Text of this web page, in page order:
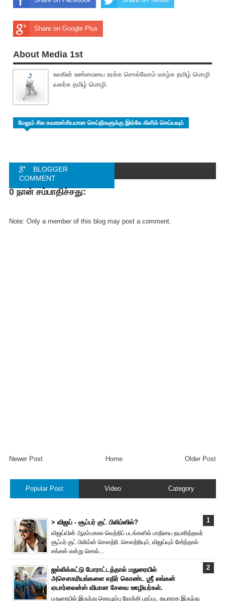
Share on Google Plus
About Media 1st
உலகின் உண்மையை உரக்க சொல்வோம் வாழ்க தமிழ் மொழி
வளர்க தமிழ் மொழி.
மேலும் சில சுவாரஸ்சியமான செய்திகளுக்கு இங்கே கிளிக் செய்யவும்
BLOGGER
COMMENT
FACEBOOK
0 நான் சம்பாதிச்சது:
Note: Only a member of this blog may post a comment.
Newer Post Older Post
Home
Popular Post Video Category
> விஜய் - சூப்பர் குட் பிலிம்ஸில்?
விஜய்யின் ஆரம்பகால வெற்றிப் படங்களில் பாதியை தயா‌ரித்தவர்
சூப்பர் குட் பிலிம்ஸ் சௌத்‌ரி. சௌத்‌ரியும், விஜய்யும் சேர்ந்தால்
சக்சஸ் என்று சொல்...
ஜல்லிக்கட்டு போராட்டத்தால் மதுரையில்
அசௌகரியங்களை எதிர் கொண்ட ஶ்ரீ லங்கன்
ஏயார்லைன்ஸ் விமான சேவை ஊழியர்கள்.
மதுரையில் இருந்து கொழும்பு நோக்கி புறப்பட தயாராக இருந்து